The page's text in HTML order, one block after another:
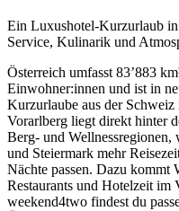
Ein Luxushotel-Kurzurlaub
Service, Kulinarik und
Österreich umfasst 83’883
Einwohner:innen und ist in
Kurzurlaube aus der Schweiz
Vorarlberg liegt direkt hinter
Berg- und Wellnessregionen,
und Steiermark mehr
Nächte passen. Dazu kommt
Restaurants und Hotelzeit im
weekend4two findest du